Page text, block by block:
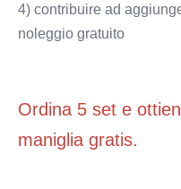
4) contribuire ad
noleggio gratuito
Ordina 5 set e
maniglia gratis.